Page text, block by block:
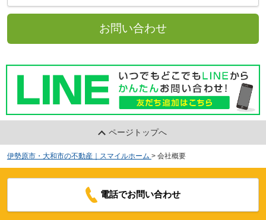
お問い合わせ
ページトップへ
伊勢原市・大和市の不動産｜スマイルホーム > 会社概要
電話でお問い合わせ